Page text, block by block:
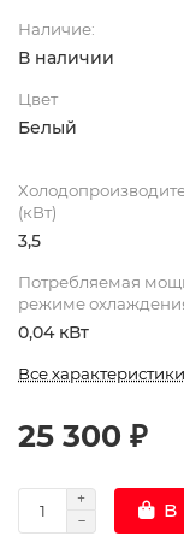
Наличие:
В наличии
Цвет
Белый
(кВт)
3,5
Потребляемая
режиме
0,04 кВт
Все характеристики
25 300 ₽
В